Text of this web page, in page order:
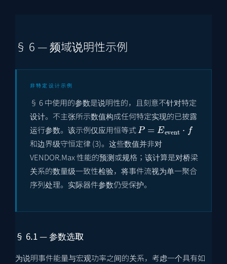
§ 6 — 频域说明性示例
非特定设计示例
§ 6 中使用的参数是说明性的，且刻意不针对特定
设计。不主张所示数值构成任何特定实现的已披露
运行参数。该示例仅应用恒等式
P=Eevent⋅f
和边界级守恒定律 (3)。这些数值并非对
VENDOR.Max 性能的预测或规格；该计算是对桥梁
关系的数量级一致性检验，将事件流视为单一聚合
序列处理。实际器件参数仍受保护。
§ 6.1 — 参数选取
为说明事件能量与宏观功率之间的关系，考虑一个具有如